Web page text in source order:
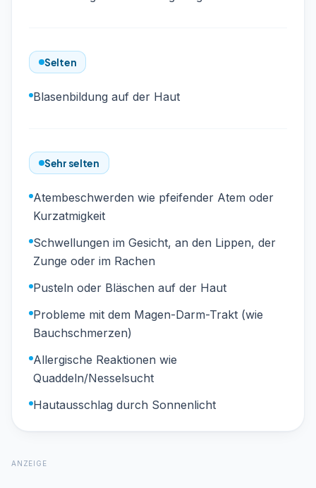
Selten
Blasenbildung auf der Haut
Sehr selten
Atembeschwerden wie pfeifender Atem oder
Kurzatmigkeit
Schwellungen im Gesicht, an den Lippen, der
Zunge oder im Rachen
Pusteln oder Bläschen auf der Haut
Probleme mit dem Magen-Darm-Trakt (wie
Bauchschmerzen)
Allergische Reaktionen wie
Quaddeln/Nesselsucht
Hautausschlag durch Sonnenlicht
ANZEIGE